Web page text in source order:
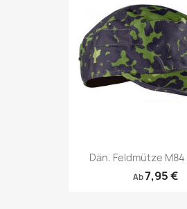
Dän. Feldmütze
Ab7,95 €